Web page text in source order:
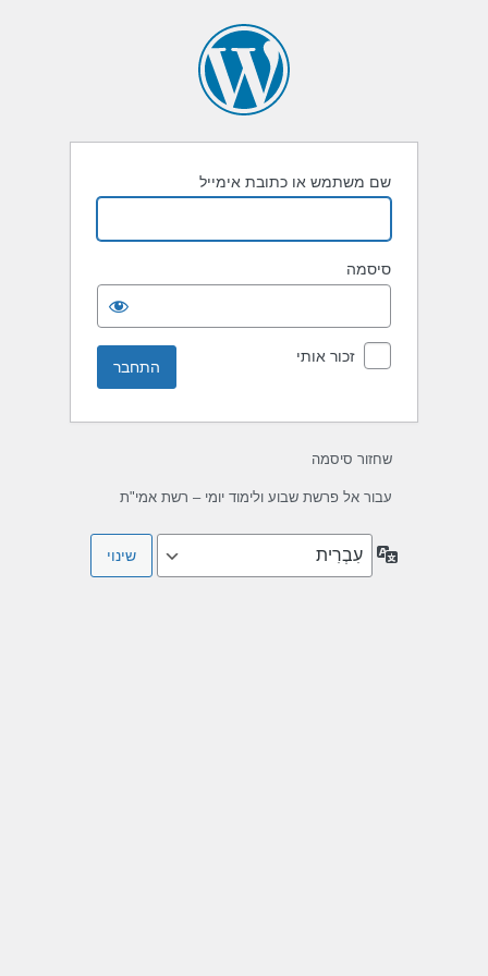
שם משתמש או כתובת אימייל
סיסמה
זכור אותי
שחזור סיסמה
עבור אל פרשת שבוע ולימוד יומי – רשת אמי"ת
שפה